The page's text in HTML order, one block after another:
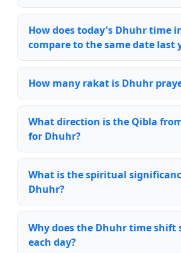
How does today's Dhuhr time
compare to the same date last
How many rakat is Dhuhr
What direction is the Qibla
for Dhuhr?
What is the spiritual
Dhuhr?
Why does the Dhuhr time shift
each day?